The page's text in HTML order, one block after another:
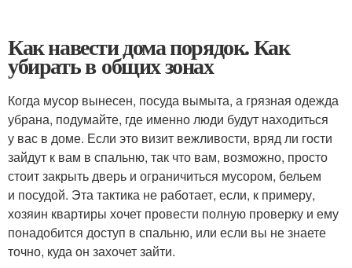
Как навести дома порядок. Как
убирать в общих зонах
Когда мусор вынесен, посуда вымыта, а грязная одежда
убрана, подумайте, где именно люди будут находиться
у вас в доме. Если это визит вежливости, вряд ли гости
зайдут к вам в спальню, так что вам, возможно, просто
стоит закрыть дверь и ограничиться мусором, бельем
и посудой. Эта тактика не работает, если, к примеру,
хозяин квартиры хочет провести полную проверку и ему
понадобится доступ в спальню, или если вы не знаете
точно, куда он захочет зайти.